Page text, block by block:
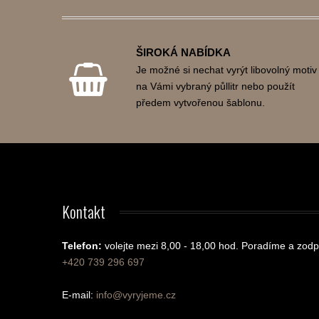
ŠIROKÁ NABÍDKA
Je možné si nechat vyrýt libovolný motiv
na Vámi vybraný půllitr nebo použít
předem vytvořenou šablonu.
Kontakt
Telefon: volejte mezi 8,00 - 18,00 hod. Poradíme a
+420 739 296 697
E-mail: info@vyryjeme.cz